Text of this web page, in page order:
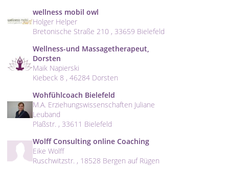
wellness mobil owl
Holger Helper
Bretonische Straße 210 , 33659 Bielefeld
Wellness-und Massagetherapeut,
Dorsten
Maik Napierski
Kiebeck 8 , 46284 Dorsten
Wohfühlcoach Bielefeld
M.A. Erziehungswissenschaften Juliane
Leuband
Plaßstr. , 33611 Bielefeld
Wolff Consulting online Coaching
Eike Wolff
Ruschwitzstr. , 18528 Bergen auf Rügen